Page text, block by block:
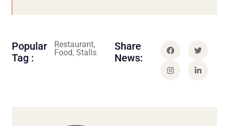
Popular
Tag :
Restaurant,
Food, Stalls
Share
News: